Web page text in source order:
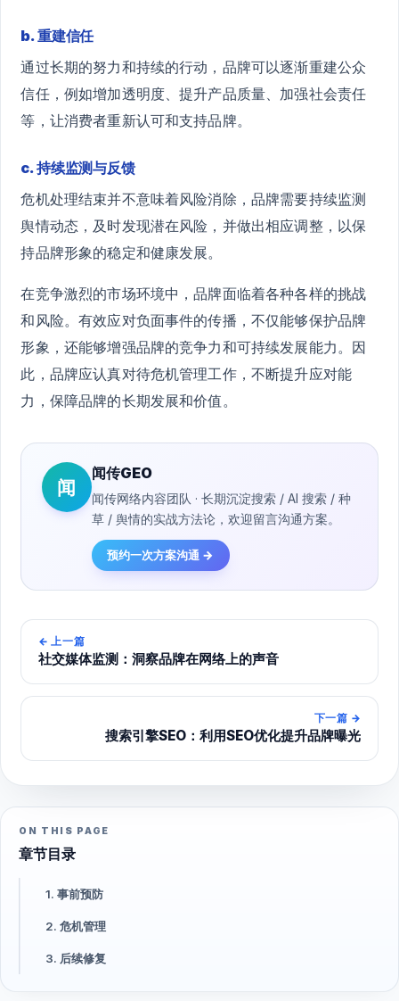
b. 重建信任
通过长期的努力和持续的行动，品牌可以逐渐重建公众
信任，例如增加透明度、提升产品质量、加强社会责任
等，让消费者重新认可和支持品牌。
c. 持续监测与反馈
危机处理结束并不意味着风险消除，品牌需要持续监测
舆情动态，及时发现潜在风险，并做出相应调整，以保
持品牌形象的稳定和健康发展。
在竞争激烈的市场环境中，品牌面临着各种各样的挑战
和风险。有效应对负面事件的传播，不仅能够保护品牌
形象，还能够增强品牌的竞争力和可持续发展能力。因
此，品牌应认真对待危机管理工作，不断提升应对能
力，保障品牌的长期发展和价值。
闻
闻传GEO
闻传网络内容团队 · 长期沉淀搜索 / AI 搜索 / 种
草 / 舆情的实战方法论，欢迎留言沟通方案。
预约一次方案沟通 →
← 上一篇
社交媒体监测：洞察品牌在网络上的声音
下一篇 →
搜索引擎SEO：利用SEO优化提升品牌曝光
ON THIS PAGE
章节目录
1. 事前预防
2. 危机管理
3. 后续修复